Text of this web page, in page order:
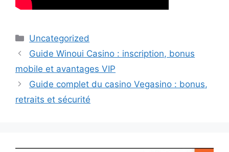
Categories
Uncategorized
Guide Winoui Casino : inscription, bonus
mobile et avantages VIP
Guide complet du casino Vegasino : bonus,
retraits et sécurité